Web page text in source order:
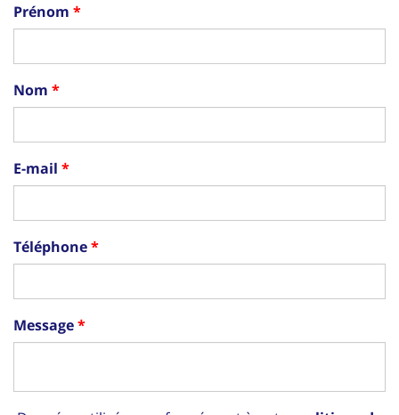
Prénom
Nom
E-mail
Téléphone
Message